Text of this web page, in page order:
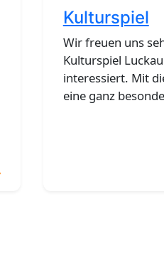
Kulturspiel
Wir freuen uns
Kulturspiel
interessiert. Mit
eine ganz